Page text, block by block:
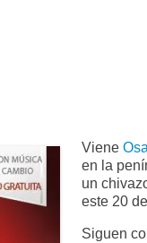
Viene
en la
un
este 20
Siguen